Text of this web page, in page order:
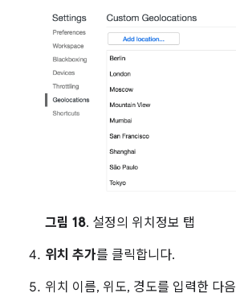
그림 18. 설정의 위치정보 탭
위치 추가를 클릭합니다.
위치 이름, 위도, 경도를 입력한 다음